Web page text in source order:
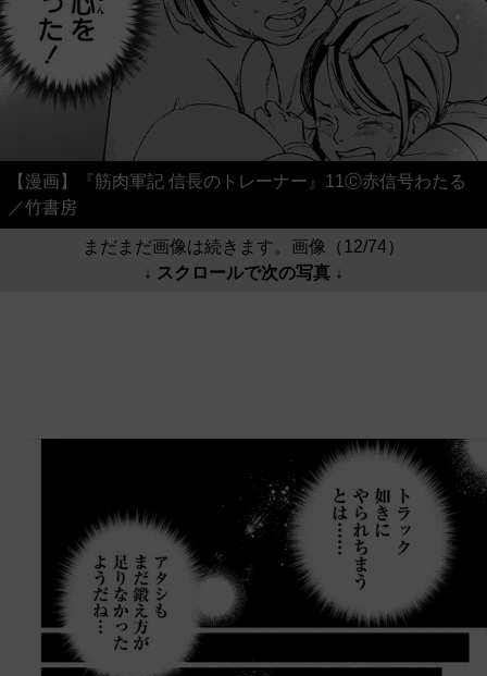
【漫画】『筋肉軍記 信長のトレーナー』11Ⓒ赤信号わたる
／竹書房
まだまだ画像は続きます。画像（12/74）
↓ スクロールで次の写真 ↓